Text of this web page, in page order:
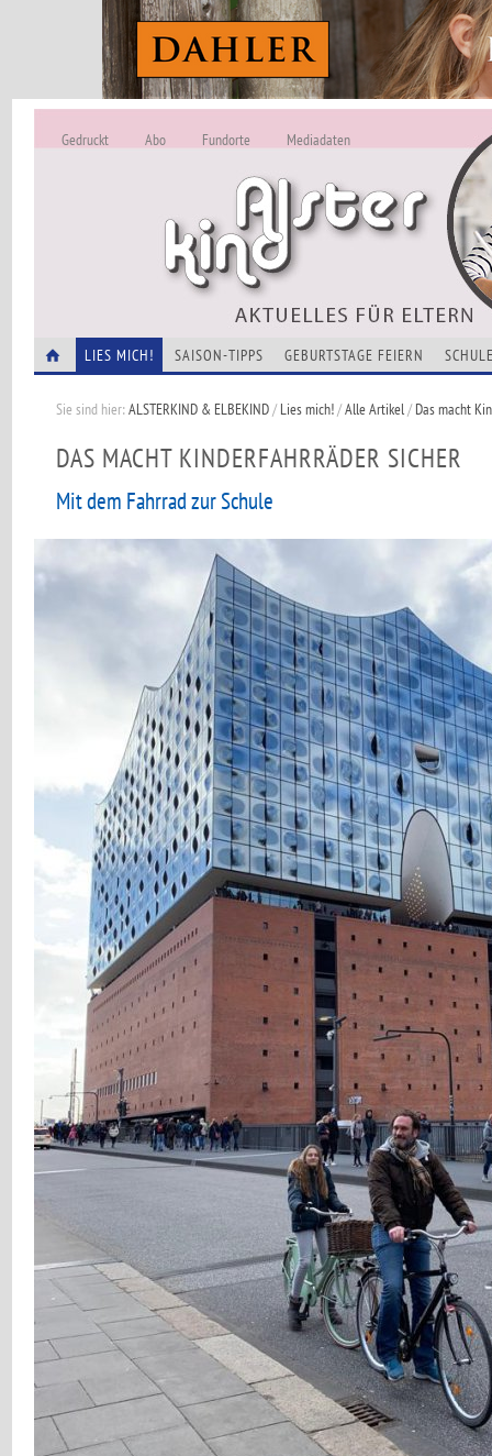
ALSTERKIND -
Alles Neu
Gedruckt Abo Fundorte Mediadaten
LIES MICH! SAISON-TIPPS GEBURTSTAGE FEIERN
Sie sind hier:ALSTERKIND & ELBEKIND/Lies mich!/Alle Artikel/Das macht
DAS MACHT KINDERFAHRRÄDER SICHER
Mit dem Fahrrad zur Schule